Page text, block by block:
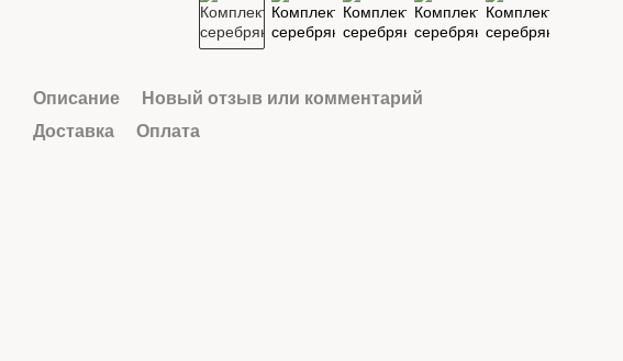
Описание
Новый отзыв или комментарий
Доставка
Оплата